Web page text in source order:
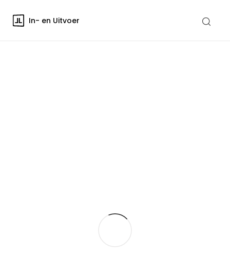
In- en Uitvoer